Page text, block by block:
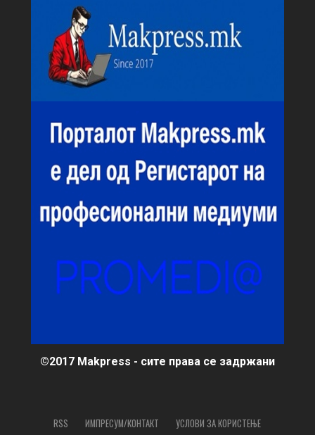
©2017 Makpress - сите права се задржани
RSS ИМПРЕСУМ/КОНТАКТ УСЛОВИ ЗА КОРИСТЕЊЕ